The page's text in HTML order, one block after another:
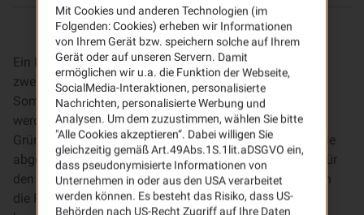
Ein Reifenwechsel ist, wenn alles rund läuft, lediglich
zweimal pro Jahr erforderlich. Immer dann, wenn die
Sommerreifen gegen die Winterreifen ausgetauscht
werden – und anders herum. Es gibt aber auch andere
Gründe, die einen Reifenwechsel notwendig machen, wie
abgefahrene Profile, einen Plattfuß oder einen Unfall. Für
den Fahrzeughalter stellt sich beim Reifenwechsel dann
die Frage: selbst wechseln oder eine Werkstatt
Mit Cookies und anderen Technologien (im
Folgenden: Cookies) erheben wir Informationen
von Ihrem Gerät bzw. speichern solche auf Ihrem
Gerät oder auf unseren Servern. Damit
ermöglichen wir u.a. die Funktion der Webseite,
SocialMedia-Interaktionen, personalisierte
Nachrichten, personalisierte Werbung und
Analysen. Um dem zuzustimmen, wählen Sie bitte
"Alle Cookies akzeptieren“. Dabei willigen Sie
gleichzeitig gemäß Art.49Abs.1S.1lit.aDSGVO ein,
dass pseudonymisierte Informationen von
Unternehmen in oder aus den USA verarbeitet
werden können. Es besteht das Risiko, dass US-
Behörden nach US-Recht Zugriff auf Ihre Daten